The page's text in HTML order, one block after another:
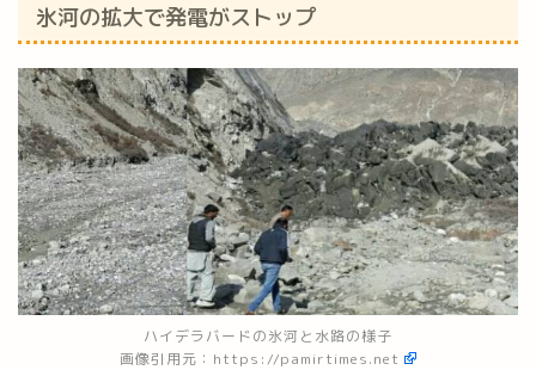
氷河の拡大で発電がストップ
ハイデラバードの氷河と水路の様子
画像引用元： https://pamirtimes.net